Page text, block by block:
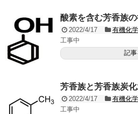
酸素を含む芳香族
2022/4/17 有機化学
工事中
記
芳香族と芳香族炭
2022/4/17 有機化学
工事中